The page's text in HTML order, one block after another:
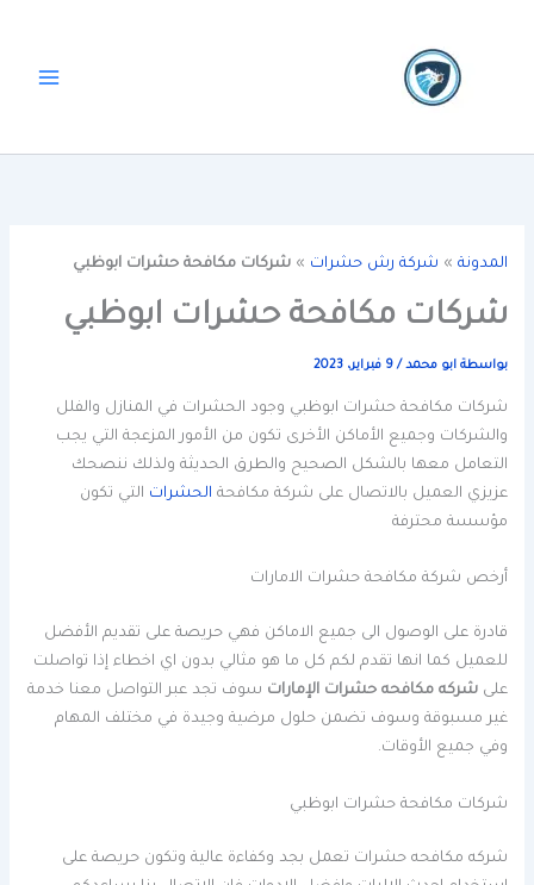
المدونة » شركة رش حشرات »شركات مكافحة حشرات ابوظبي
شركات مكافحة حشرات ابوظبي
بواسطة ابو محمد/9 فبراير، 2023
شركات مكافحة حشرات ابوظبي وجود الحشرات في المنازل والفلل
والشركات وجميع الأماكن الأخرى تكون من الأمور المزعجة التي يجب
التعامل معها بالشكل الصحيح والطرق الحديثة ولذلك ننصحك
عزيزي العميل بالاتصال على شركة مكافحة الحشرات التي تكون
مؤسسة محترفة
أرخص شركة مكافحة حشرات الامارات
قادرة على الوصول الى جميع الاماكن فهي حريصة على تقديم الأفضل
للعميل كما انها تقدم لكم كل ما هو مثالي بدون اي اخطاء إذا تواصلت
علىشركه مكافحه حشرات الإمارات سوف تجد عبر التواصل معنا خدمة
غير مسبوقة وسوف تضمن حلول مرضية وجيدة في مختلف المهام
وفي جميع الأوقات.
شركات مكافحة حشرات ابوظبي
شركه مكافحه حشرات تعمل بجد وكفاءة عالية وتكون حريصة على